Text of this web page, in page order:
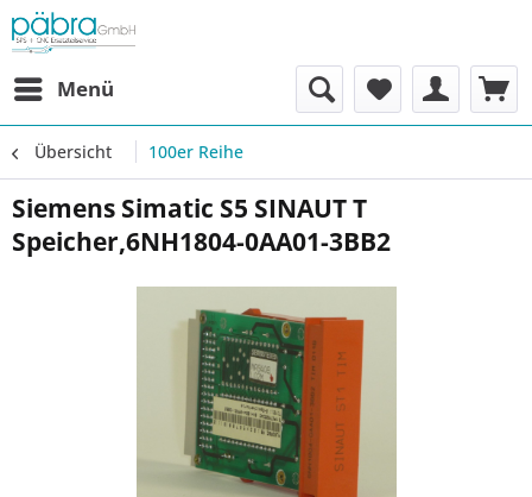
Menü
Übersicht 100er Reihe
Siemens Simatic S5 SINAUT T
Speicher,6NH1804-0AA01-3BB2